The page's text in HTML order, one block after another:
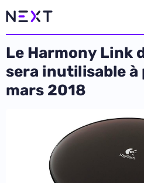
Le Harmony Link
sera inutilisable à
mars 2018